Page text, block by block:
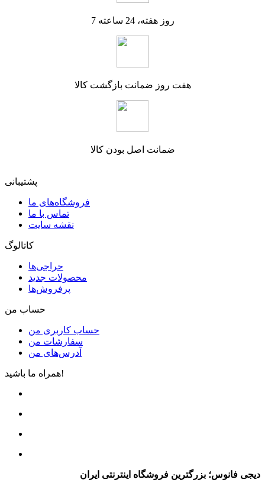
7 روز هفته، 24 ساعته
هفت روز ضمانت بازگشت کالا
ضمانت اصل بودن کالا
پشتیبانی
فروشگاه‌های ما
تماس با ما
نقشه سایت
کاتالوگ
حراجی‌ها
محصولات جدید
پرفروش‌ها
حساب من
حساب کاربری من
سفارشات من
آدرس‌های من
همراه ما باشید!
دیجی فانوس؛ بزرگترین فروشگاه اینترنتی ایران